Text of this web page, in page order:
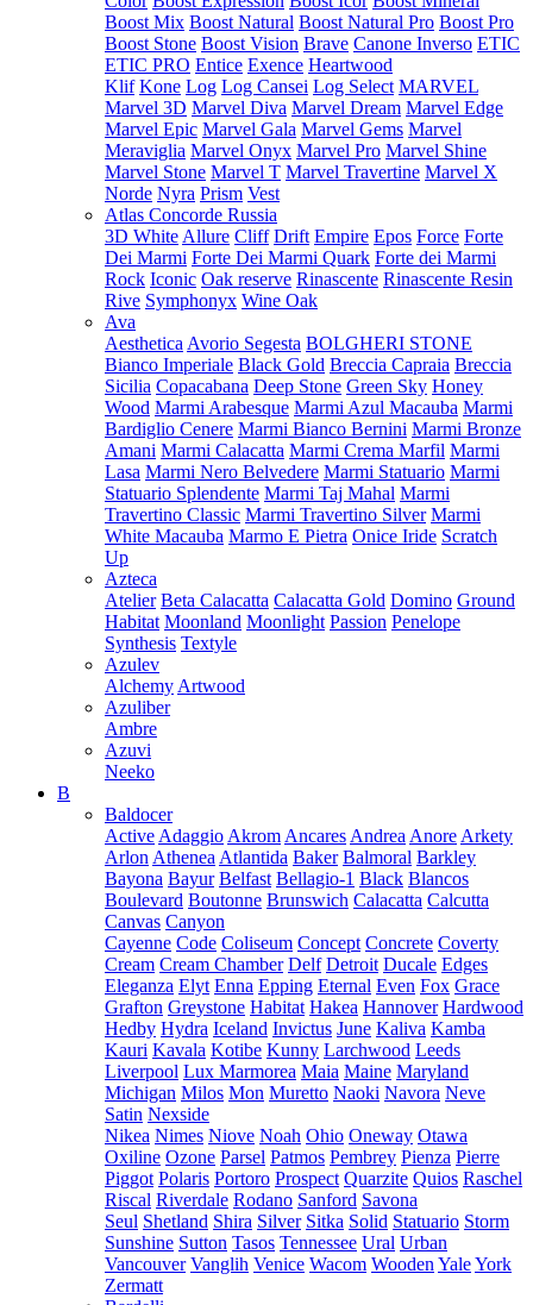
Boost Mix Boost Natural Boost Natural Pro Boost Pro
Boost Stone Boost Vision Brave Canone Inverso ETIC
ETIC PRO Entice Exence Heartwood
Klif Kone Log Log Cansei Log Select MARVEL
Marvel 3D Marvel Diva Marvel Dream Marvel Edge
Marvel Epic Marvel Gala Marvel Gems Marvel
Meraviglia Marvel Onyx Marvel Pro Marvel Shine
Marvel Stone Marvel T Marvel Travertine Marvel X
Norde Nyra Prism Vest
Atlas Concorde Russia
3D White Allure Cliff Drift Empire Epos Force Forte
Dei Marmi Forte Dei Marmi Quark Forte dei Marmi
Rock Iconic Oak reserve Rinascente Rinascente Resin
Rive Symphonyx Wine Oak
Ava
Aesthetica Avorio Segesta BOLGHERI STONE
Bianco Imperiale Black Gold Breccia Capraia Breccia
Sicilia Copacabana Deep Stone Green Sky Honey
Wood Marmi Arabesque Marmi Azul Macauba Marmi
Bardiglio Cenere Marmi Bianco Bernini Marmi Bronze
Amani Marmi Calacatta Marmi Crema Marfil Marmi
Lasa Marmi Nero Belvedere Marmi Statuario Marmi
Statuario Splendente Marmi Taj Mahal Marmi
Travertino Classic Marmi Travertino Silver Marmi
White Macauba Marmo E Pietra Onice Iride Scratch
Up
Azteca
Atelier Beta Calacatta Calacatta Gold Domino Ground
Habitat Moonland Moonlight Passion Penelope
Synthesis Textyle
Azulev
Alchemy Artwood
Azuliber
Ambre
Azuvi
Neeko
B
Baldocer
Active Adaggio Akrom Ancares Andrea Anore Arkety
Arlon Athenea Atlantida Baker Balmoral Barkley
Bayona Bayur Belfast Bellagio-1 Black Blancos
Boulevard Boutonne Brunswich Calacatta Calcutta
Canvas Canyon
Cayenne Code Coliseum Concept Concrete Coverty
Cream Cream Chamber Delf Detroit Ducale Edges
Eleganza Elyt Enna Epping Eternal Even Fox Grace
Grafton Greystone Habitat Hakea Hannover Hardwood
Hedby Hydra Iceland Invictus June Kaliva Kamba
Kauri Kavala Kotibe Kunny Larchwood Leeds
Liverpool Lux Marmorea Maia Maine Maryland
Michigan Milos Mon Muretto Naoki Navora Neve
Satin Nexside
Nikea Nimes Niove Noah Ohio Oneway Otawa
Oxiline Ozone Parsel Patmos Pembrey Pienza Pierre
Piggot Polaris Portoro Prospect Quarzite Quios Raschel
Riscal Riverdale Rodano Sanford Savona
Seul Shetland Shira Silver Sitka Solid Statuario Storm
Sunshine Sutton Tasos Tennessee Ural Urban
Vancouver Vanglih Venice Wacom Wooden YaleYork
Zermatt